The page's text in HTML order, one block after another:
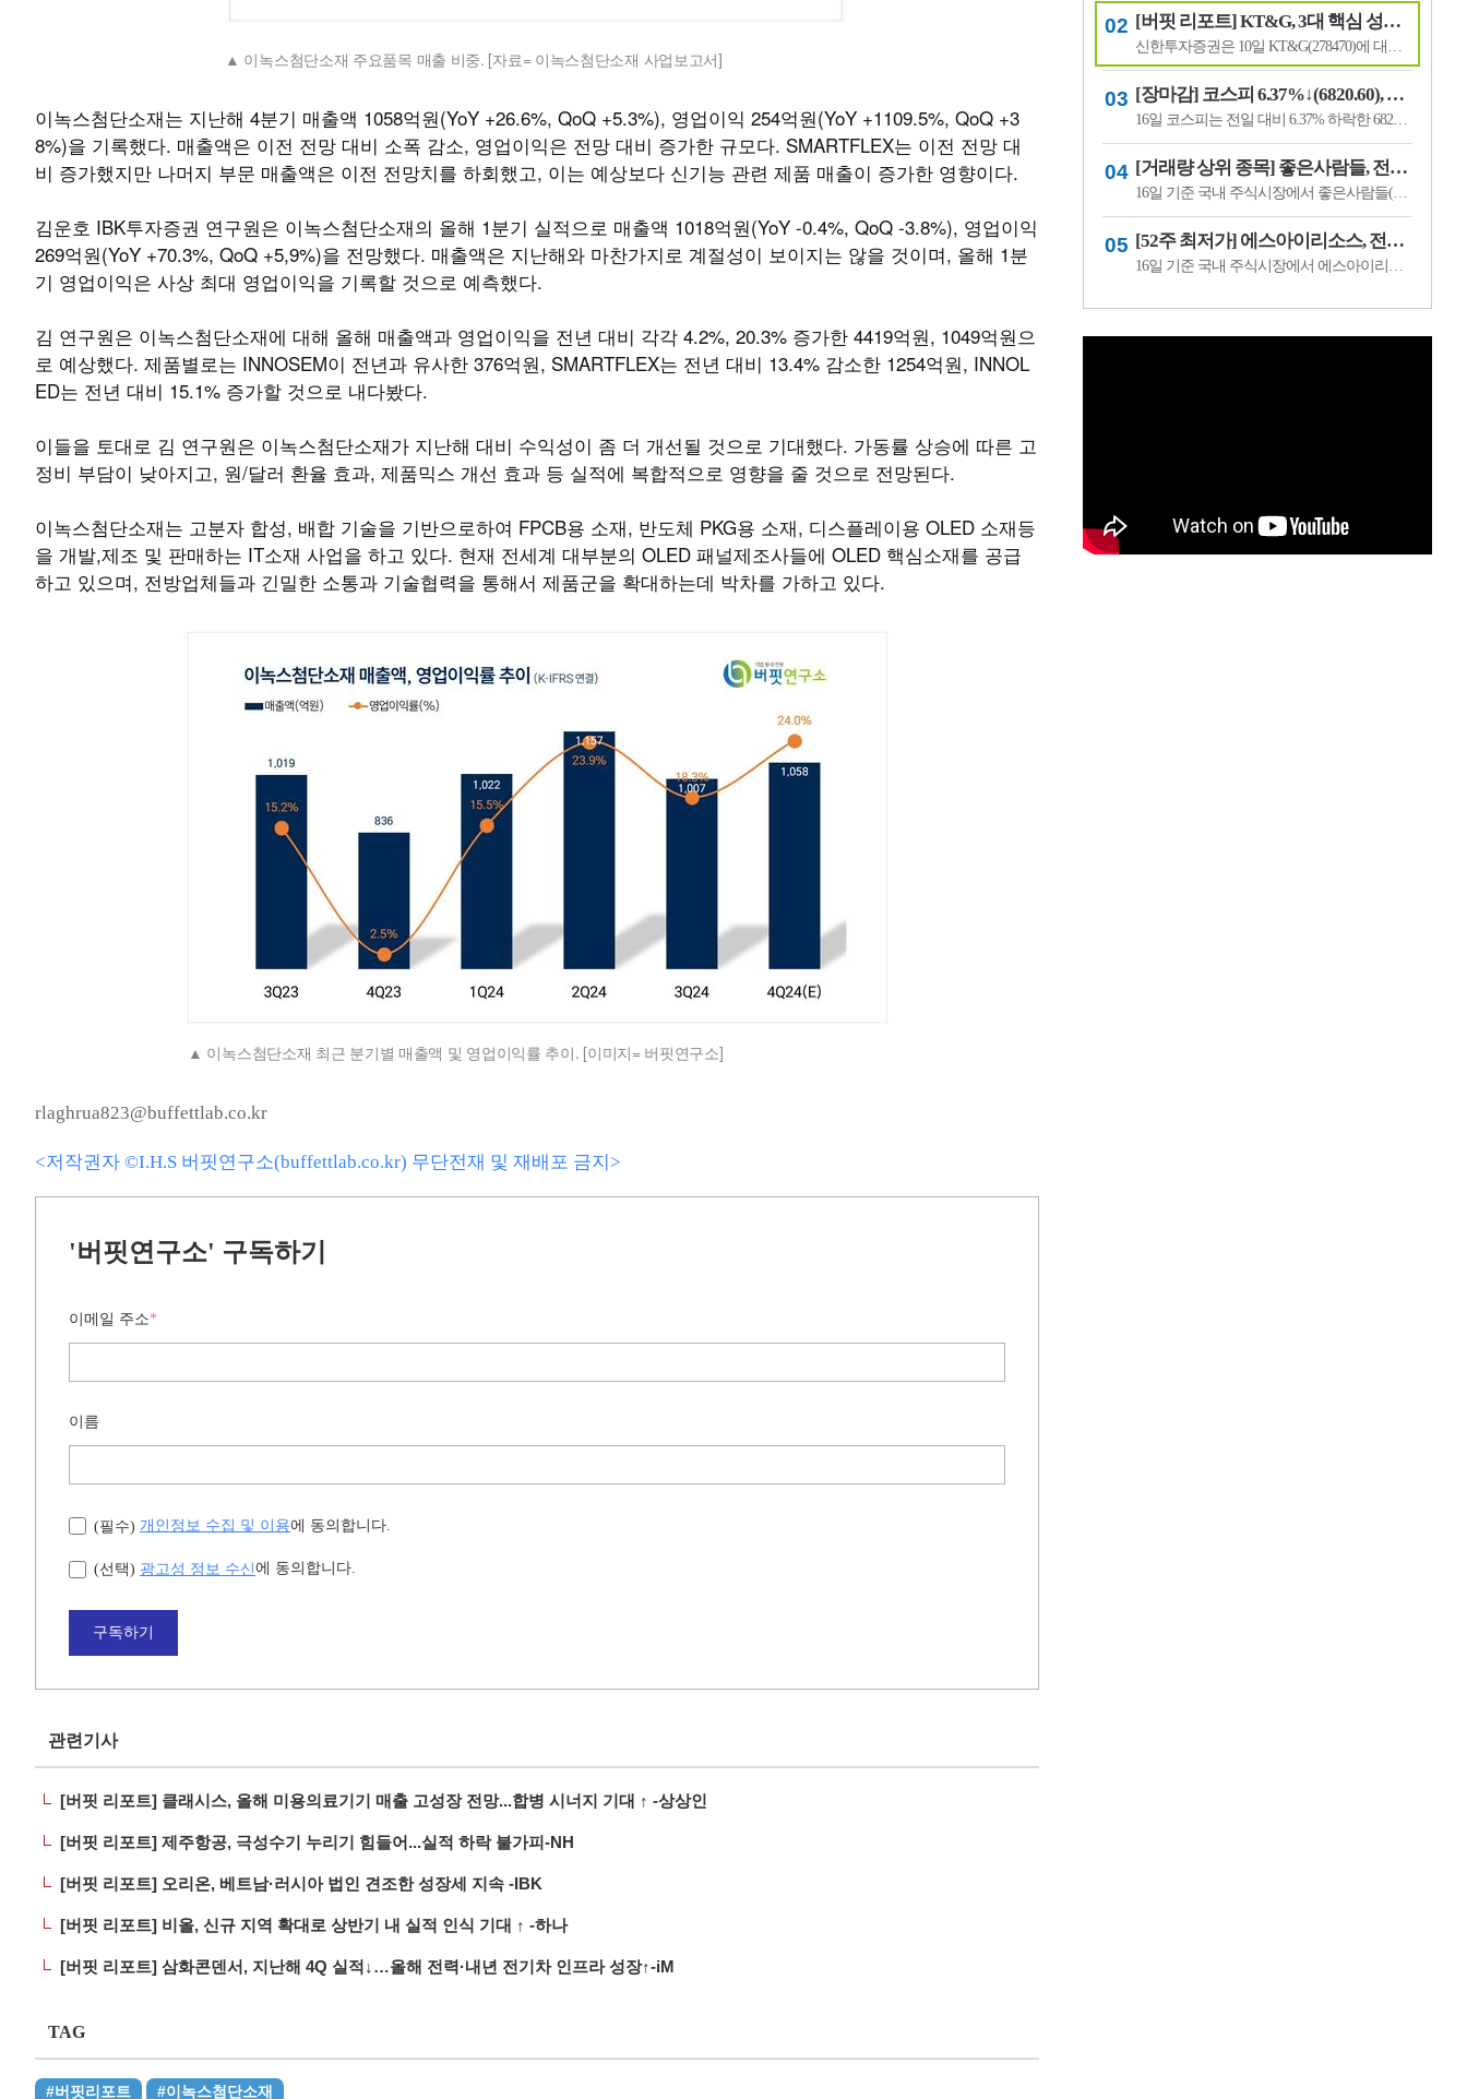
이녹스첨단소재 주요품목 매출 비중. [자료= 이녹스첨단소재 사업보고서]
이녹스첨단소재는 지난해 4분기 매출액 1058억원(YoY +26.6%, QoQ +5.3%), 영업이익 254억원(YoY +1109.5%, QoQ +3
8%)을 기록했다. 매출액은 이전 전망 대비 소폭 감소, 영업이익은 전망 대비 증가한 규모다. SMARTFLEX는 이전 전망 대
비 증가했지만 나머지 부문 매출액은 이전 전망치를 하회했고, 이는 예상보다 신기능 관련 제품 매출이 증가한 영향이다.
김운호 IBK투자증권 연구원은 이녹스첨단소재의 올해 1분기 실적으로 매출액 1018억원(YoY -0.4%, QoQ -3.8%), 영업이익
269억원(YoY +70.3%, QoQ +5,9%)을 전망했다. 매출액은 지난해와 마찬가지로 계절성이 보이지는 않을 것이며, 올해 1분
기 영업이익은 사상 최대 영업이익을 기록할 것으로 예측했다.
김 연구원은 이녹스첨단소재에 대해 올해 매출액과 영업이익을 전년 대비 각각 4.2%, 20.3% 증가한 4419억원, 1049억원으
로 예상했다. 제품별로는 INNOSEM이 전년과 유사한 376억원, SMARTFLEX는 전년 대비 13.4% 감소한 1254억원, INNOL
ED는 전년 대비 15.1% 증가할 것으로 내다봤다.
이들을 토대로 김 연구원은 이녹스첨단소재가 지난해 대비 수익성이 좀 더 개선될 것으로 기대했다. 가동률 상승에 따른 고
정비 부담이 낮아지고, 원/달러 환율 효과, 제품믹스 개선 효과 등 실적에 복합적으로 영향을 줄 것으로 전망된다.
이녹스첨단소재는 고분자 합성, 배합 기술을 기반으로하여 FPCB용 소재, 반도체 PKG용 소재, 디스플레이용 OLED 소재등
을 개발,제조 및 판매하는 IT소재 사업을 하고 있다. 현재 전세계 대부분의 OLED 패널제조사들에 OLED 핵심소재를 공급
하고 있으며, 전방업체들과 긴밀한 소통과 기술협력을 통해서 제품군을 확대하는데 박차를 가하고 있다.
이녹스첨단소재 최근 분기별 매출액 및 영업이익률 추이. [이미지= 버핏연구소]
rlaghrua823@buffettlab.co.kr
<저작권자 ©I.H.S 버핏연구소(buffettlab.co.kr) 무단전재 및 재배포 금지>
'버핏연구소' 구독하기
이메일 주소*
이름
(필수) 개인정보 수집 및 이용에 동의합니다.
(선택) 광고성 정보 수신에 동의합니다.
구독하기
관련기사
[버핏 리포트] 클래시스, 올해 미용의료기기 매출 고성장 전망...합병 시너지 기대 ↑ -상상인
[버핏 리포트] 제주항공, 극성수기 누리기 힘들어...실적 하락 불가피-NH
[버핏 리포트] 오리온, 베트남·러시아 법인 견조한 성장세 지속 -IBK
[버핏 리포트] 비올, 신규 지역 확대로 상반기 내 실적 인식 기대 ↑ -하나
[버핏 리포트] 삼화콘덴서, 지난해 4Q 실적↓…올해 전력·내년 전기차 인프라 성장↑-iM
TAG
#버핏리포트 #이녹스첨단소재
[버핏 리포트] KT&G, 3대 핵심 성장 산업·신성장동력 통해 견조한 주가 기대 – 신한
[장마감] 코스피 6.37%↓(6820.60), 코스닥 4.53%↓(791.84)
[거래량 상위 종목] 좋은사람들, 전일비 29.90% ↑... 현재가 530원
[52주 최저가] 에스아이리소스, 전일비 29.78.% ↓... 현재가 125원